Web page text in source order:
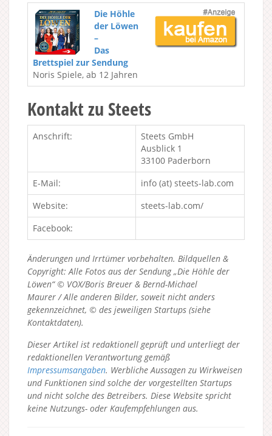
Die Höhle
der Löwen
–
Das
Brettspiel zur Sendung
Noris Spiele, ab 12 Jahren
Kontakt zu Steets
Anschrift:
Steets GmbH
Ausblick 1
33100 Paderborn
E-Mail:
info (at) steets-lab.com
Website:
steets-lab.com/
Facebook:
Änderungen und Irrtümer vorbehalten. Bildquellen &
Copyright: Alle Fotos aus der Sendung „Die Höhle der
Löwen“ © VOX/Boris Breuer & Bernd-Michael
Maurer / Alle anderen Bilder, soweit nicht anders
gekennzeichnet, © des jeweiligen Startups (siehe
Kontaktdaten).
Dieser Artikel ist redaktionell geprüft und unterliegt der
redaktionellen Verantwortung gemäß
Impressumsangaben. Werbliche Aussagen zu Wirkweisen
und Funktionen sind solche der vorgestellten Startups
und nicht solche des Betreibers. Diese Website spricht
keine Nutzungs- oder Kaufempfehlungen aus.